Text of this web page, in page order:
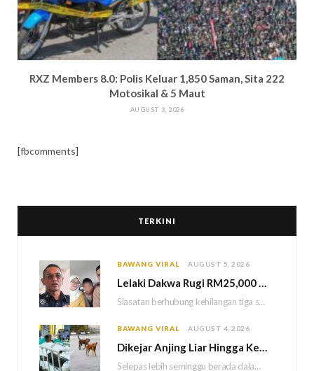
RXZ Members 8.0: Polis Keluar 1,850 Saman, Sita 222
Motosikal & 5 Maut
AUGUST 3, 2026
[fbcomments]
TERKINI
BAWANG VIRAL AUGUST 5, 2026
Lelaki Dakwa Rugi RM25,000 Akibat Hutang Kutu, Polis Siasat Kaitan Dengan Kehilangan Tiga Beranak
Siasatan berhubung kehilangan tiga sekeluarga di Bukit Kayu Hitam kini memasuki perkembangan baharu apabila polis…
BAWANG VIRAL AUGUST 4, 2026
Dikejar Anjing Liar Hingga Kemalangan, Mekanik Berdepan Risiko Kecederaan Otak Kekal
Selepas lebih seminggu berada dalam keadaan koma akibat kemalangan dipercayai berpunca daripada kejadian dikejar sekumpulan…